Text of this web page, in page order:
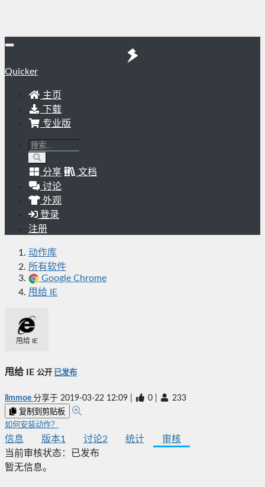
Quicker
主页
下载
专业版
分享
文档
讨论
外观
登录
注册
动作库
所有软件
Google Chrome
甩给 IE
甩给 IE
甩给 IE 公开 已发布
llmmoe 分享于 2019-03-22 12:09 0 233
复制到剪贴板
如何安装动作？
信息 版本1 讨论2 统计
审核
当前审核状态：
已发布
暂无信息。